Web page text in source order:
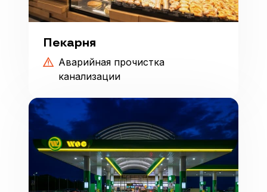
Пекарня
Аварийная прочистка
канализации